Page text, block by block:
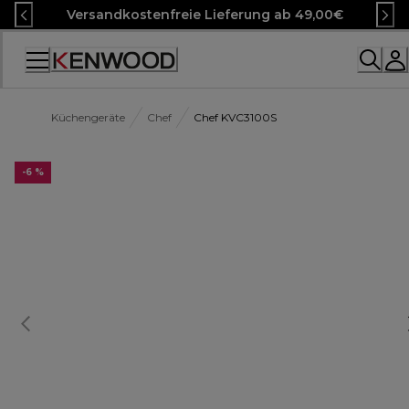
Skip
to
Content
Versandkostenfreie Lieferung ab 49,00€
Accessibility
Küchengeräte Chef Chef KVC3100S
-6 %